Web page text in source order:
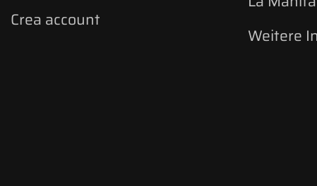
Crea account
Weitere